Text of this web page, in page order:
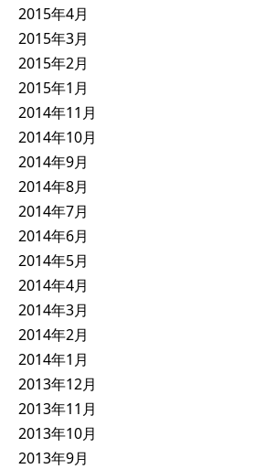
2015年4月
2015年3月
2015年2月
2015年1月
2014年11月
2014年10月
2014年9月
2014年8月
2014年7月
2014年6月
2014年5月
2014年4月
2014年3月
2014年2月
2014年1月
2013年12月
2013年11月
2013年10月
2013年9月